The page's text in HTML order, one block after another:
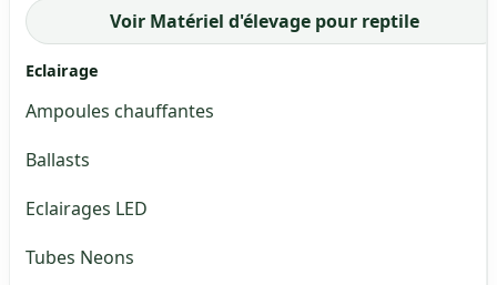
Voir Matériel d'élevage pour reptile
Eclairage
Ampoules chauffantes
Ballasts
Eclairages LED
Tubes Neons